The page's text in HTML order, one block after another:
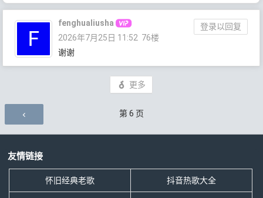
fenghualiusha
登录以回复
2026年7月25日 11:52 76楼
谢谢
更多
评论导航 第6 页
友情链接
怀旧经典老歌 抖音热歌大全